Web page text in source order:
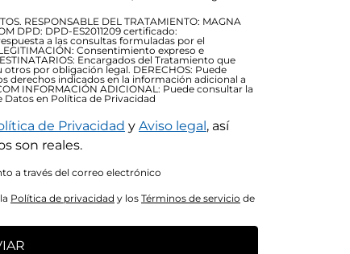
RESPONSABLE DEL TRATAMIENTO: MAGNA
DPD: DPD-ES2011209 certificado:
a las consultas formuladas por el
Consentimiento expreso e
Encargados del Tratamiento que
otros por obligación legal. DERECHOS: Puede
derechos indicados en la información adicional a
INFORMACIÓN ADICIONAL: Puede consultar la
en Política de Privacidad
de Privacidad y Aviso legal, así
son reales.
a través del correo electrónico
Política de privacidad y los Términos de servicio de